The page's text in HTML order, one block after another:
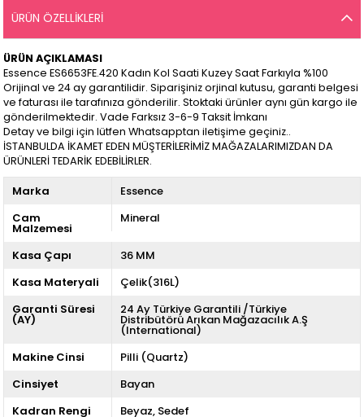
ÜRÜN ÖZELLIKLERI
ÜRÜN AÇIKLAMASI
Essence ES6653FE.420 Kadın Kol Saati Kuzey Saat Farkıyla %100
Orijinal ve 24 ay garantilidir. Siparişiniz orjinal kutusu, garanti belgesi
ve faturası ile tarafınıza gönderilir. Stoktaki ürünler aynı gün kargo ile
gönderilmektedir. Vade Farksız 3-6-9 Taksit İmkanı
Detay ve bilgi için lütfen Whatsapptan iletişime geçiniz..
İSTANBULDA İKAMET EDEN MÜŞTERİLERİMİZ MAĞAZALARIMIZDAN DA
ÜRÜNLERİ TEDARİK EDEBİLİRLER.
Marka
Essence
Cam
Malzemesi
Mineral
Kasa Çapı
36 MM
Kasa Materyali
Çelik(316L)
Garanti Süresi
(AY)
24 Ay Türkiye Garantili /Türkiye
Distribütörü Arıkan Mağazacılık A.Ş
(International)
Makine Cinsi
Pilli (Quartz)
Cinsiyet
Bayan
Kadran Rengi
Beyaz Sedef